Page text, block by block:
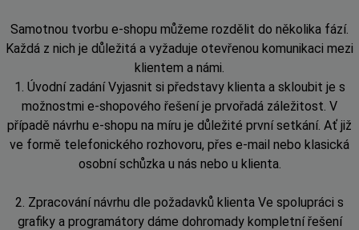
Samotnou tvorbu e-shopu můžeme rozdělit do několika fází.
Každá z nich je důležitá a vyžaduje otevřenou komunikaci mezi
klientem a námi.
1. Úvodní zadání Vyjasnit si představy klienta a skloubit je s
možnostmi e-shopového řešení je prvořadá záležitost. V
případě návrhu e-shopu na míru je důležité první setkání. Ať již
ve formě telefonického rozhovoru, přes e-mail nebo klasická
osobní schůzka u nás nebo u klienta.
2. Zpracování návrhu dle požadavků klienta Ve spolupráci s
grafiky a programátory dáme dohromady kompletní řešení